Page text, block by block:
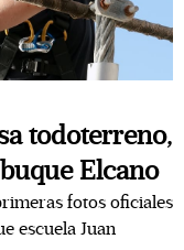
todoterreno,
Elcano
fotos oficiales
escuela Juan